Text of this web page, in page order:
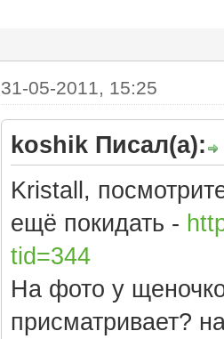
31-05-2011, 15:25
koshik Писал(а):
Kristall,
ещё покидать -
tid=344
На фото у
присматривает?